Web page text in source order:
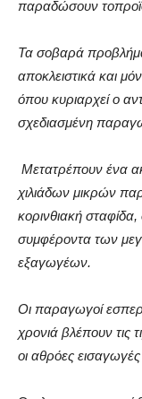
παραδώσουν το
Τα σοβαρά
αποκλειστικά και
όπου κυριαρχεί ο
σχεδιασμένη
Μετατρέπουν ένα
χιλιάδων μικρών
κορινθιακή
συμφέροντα των
εξαγωγέων.
Οι παραγωγοί
χρονιά βλέπουν τις
οι αθρόες